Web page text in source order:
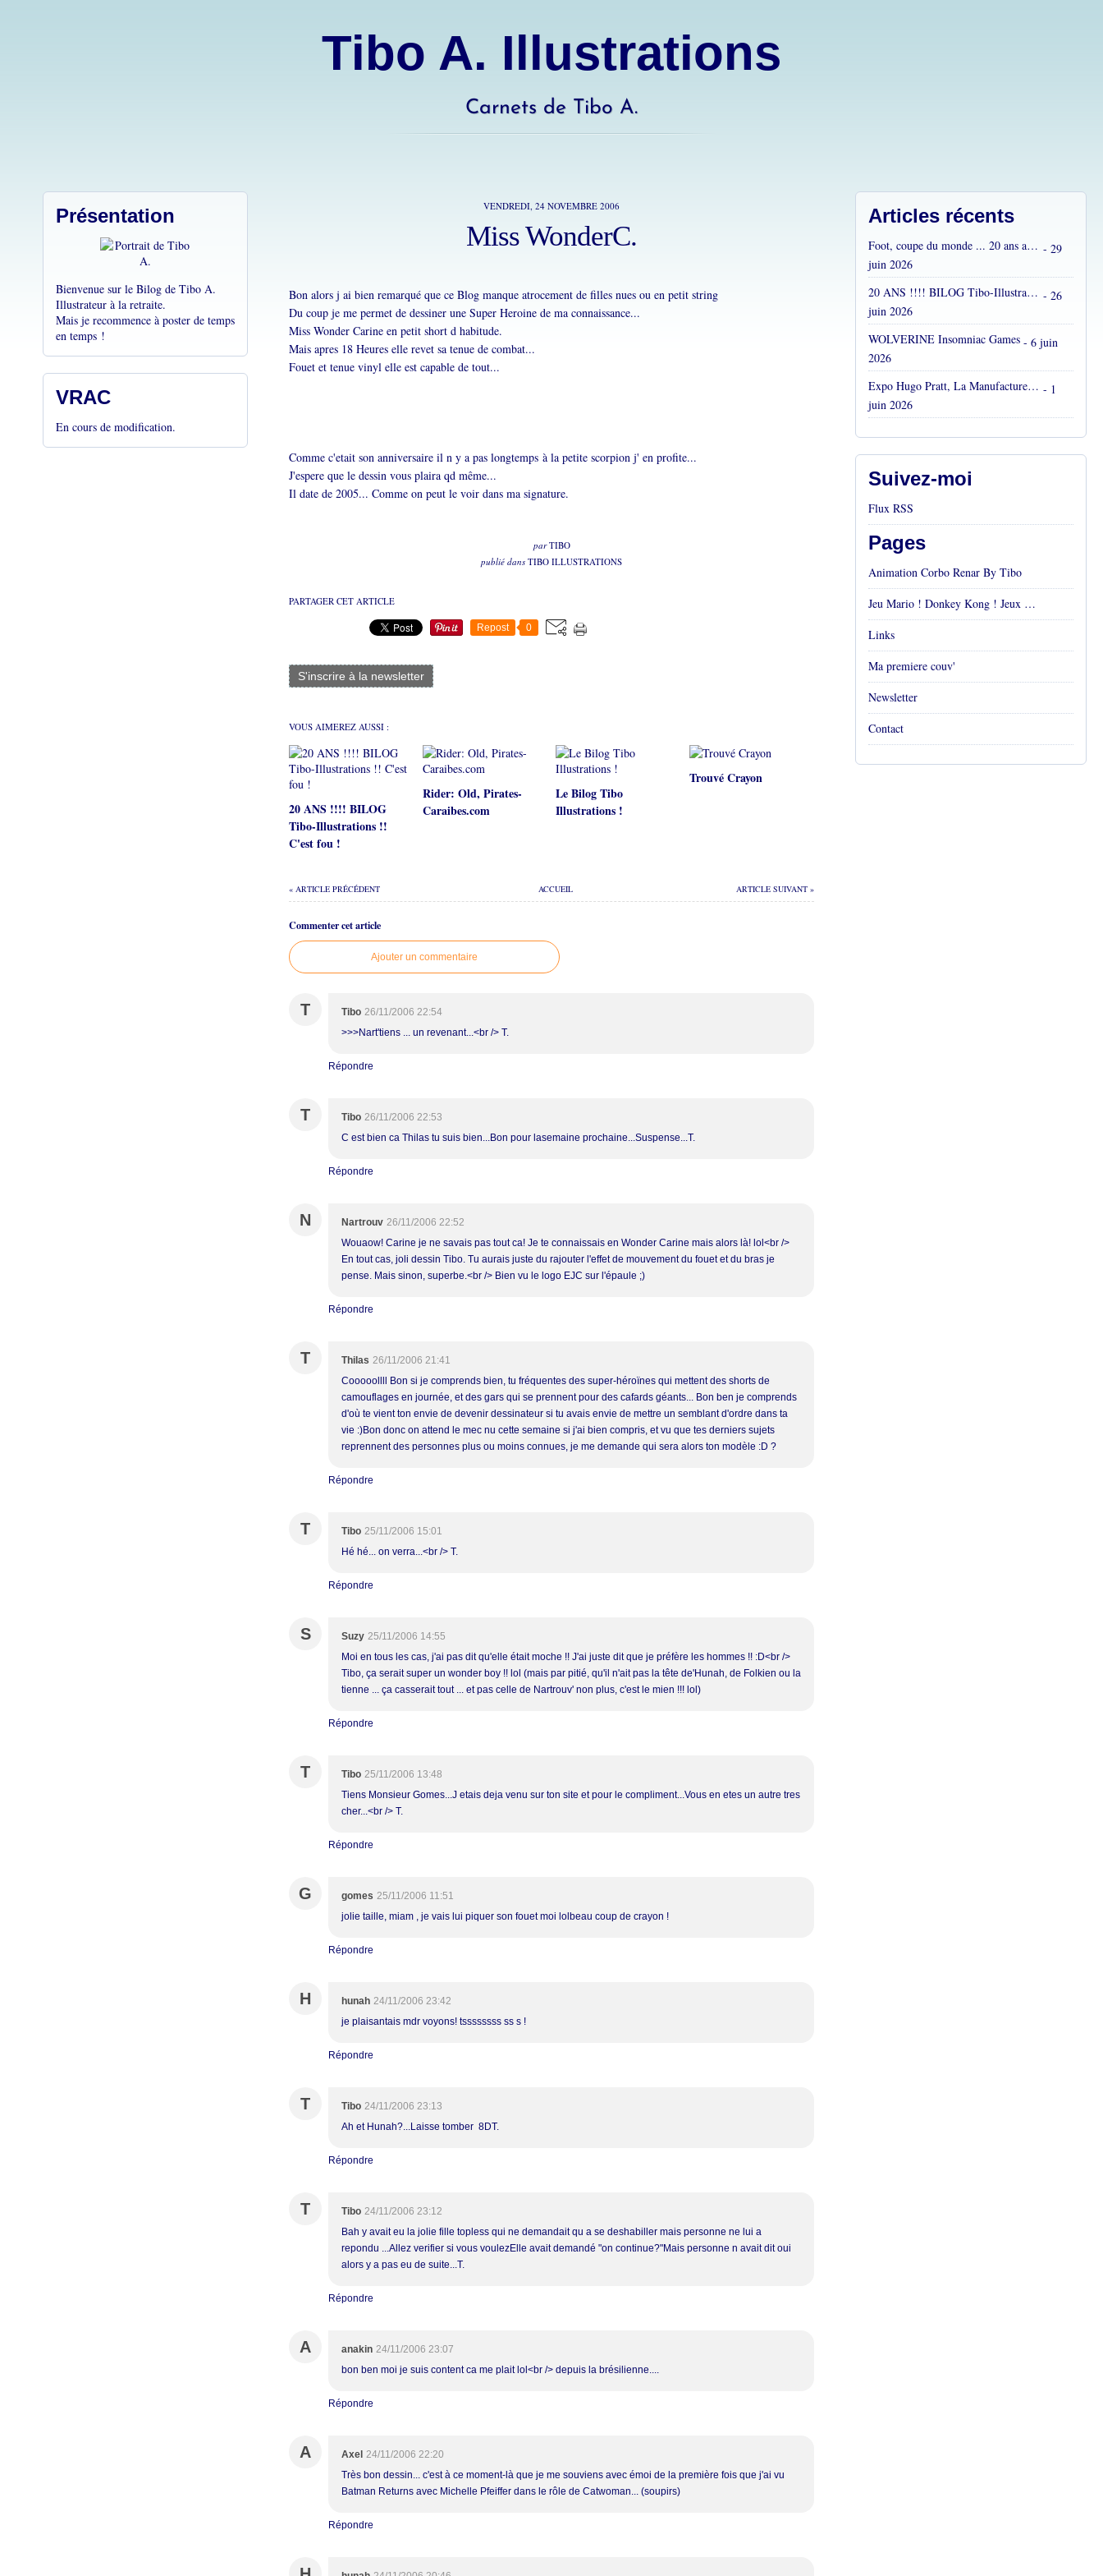
Tibo A. Illustrations
Carnets de Tibo A.
Présentation
Bienvenue sur le Bilog de Tibo A.
Illustrateur à la retraite.
Mais je recommence à poster de temps
en temps !
VRAC
En cours de modification.
VENDREDI, 24 NOVEMBRE 2006
Miss WonderC.
Bon alors j ai bien remarqué que ce Blog manque atrocement de filles nues ou en petit string
Du coup je me permet de dessiner une Super Heroine de ma connaissance...
Miss Wonder Carine en petit short d habitude.
Mais apres 18 Heures elle revet sa tenue de combat...
Fouet et tenue vinyl elle est capable de tout...
Comme c'etait son anniversaire il n y a pas longtemps à la petite scorpion j' en profite...
J'espere que le dessin vous plaira qd même...
Il date de 2005... Comme on peut le voir dans ma signature.
parTIBO
publié dans TIBO ILLUSTRATIONS
PARTAGER CET ARTICLE
Repost 0
S'inscrire à la newsletter
VOUS AIMEREZ AUSSI :
20 ANS !!!! BILOG
Tibo-Illustrations !!
C'est fou !
Rider: Old, Pirates-
Caraibes.com
Le Bilog Tibo
Illustrations !
Trouvé Crayon
ACCUEIL
« ARTICLE PRÉCÉDENT ARTICLE SUIVANT »
Commenter cet article
Ajouter un commentaire
T Tibo 26/11/2006 22:54
>>>Nart'tiens ... un revenant...<br /> T.
Répondre
T Tibo 26/11/2006 22:53
C est bien ca Thilas tu suis bien...Bon pour lasemaine prochaine...Suspense...T.
Répondre
N Nartrouv 26/11/2006 22:52
Wouaow! Carine je ne savais pas tout ca! Je te connaissais en Wonder Carine mais alors là! lol<br />
En tout cas, joli dessin Tibo. Tu aurais juste du rajouter l'effet de mouvement du fouet et du bras je
pense. Mais sinon, superbe.<br /> Bien vu le logo EJC sur l'épaule ;)
Répondre
T Thilas 26/11/2006 21:41
Cooooollll Bon si je comprends bien, tu fréquentes des super-héroïnes qui mettent des shorts de
camouflages en journée, et des gars qui se prennent pour des cafards géants... Bon ben je comprends
d'où te vient ton envie de devenir dessinateur si tu avais envie de mettre un semblant d'ordre dans ta
vie :)Bon donc on attend le mec nu cette semaine si j'ai bien compris, et vu que tes derniers sujets
reprennent des personnes plus ou moins connues, je me demande qui sera alors ton modèle :D ?
Répondre
T Tibo 25/11/2006 15:01
Hé hé... on verra...<br /> T.
Répondre
S Suzy 25/11/2006 14:55
Moi en tous les cas, j'ai pas dit qu'elle était moche !! J'ai juste dit que je préfère les hommes !! :D<br />
Tibo, ça serait super un wonder boy !! lol (mais par pitié, qu'il n'ait pas la tête de'Hunah, de Folkien ou la
tienne ... ça casserait tout ... et pas celle de Nartrouv' non plus, c'est le mien !!! lol)
Répondre
T Tibo 25/11/2006 13:48
Tiens Monsieur Gomes...J etais deja venu sur ton site et pour le compliment...Vous en etes un autre tres
cher...<br /> T.
Répondre
G gomes 25/11/2006 11:51
jolie taille, miam , je vais lui piquer son fouet moi lolbeau coup de crayon !
Répondre
H hunah 24/11/2006 23:42
je plaisantais mdr voyons! tssssssss ss s !
Répondre
T Tibo 24/11/2006 23:13
Ah et Hunah?...Laisse tomber 8DT.
Répondre
T Tibo 24/11/2006 23:12
Bah y avait eu la jolie fille topless qui ne demandait qu a se deshabiller mais personne ne lui a
repondu ...Allez verifier si vous voulezElle avait demandé "on continue?"Mais personne n avait dit oui
alors y a pas eu de suite...T.
Répondre
A anakin 24/11/2006 23:07
bon ben moi je suis content ca me plait lol<br /> depuis la brésilienne....
Répondre
A Axel 24/11/2006 22:20
Très bon dessin... c'est à ce moment-là que je me souviens avec émoi de la première fois que j'ai vu
Batman Returns avec Michelle Pfeiffer dans le rôle de Catwoman... (soupirs)
Répondre
Articles récents
Foot, coupe du monde ... 20 ans après... - 29
juin 2026
20 ANS !!!! BILOG Tibo-Illustrations !! C'est fou ! - 26
juin 2026
WOLVERINE Insomniac Games - 6 juin
2026
Expo Hugo Pratt, La Manufacture, Aix en Provence, Mai 2026 - 1
juin 2026
Suivez-moi
Flux RSS
Pages
Animation Corbo Renar By Tibo
Jeu Mario ! Donkey Kong ! Jeux vidéos Rétro !
Links
Ma premiere couv'
Newsletter
Contact